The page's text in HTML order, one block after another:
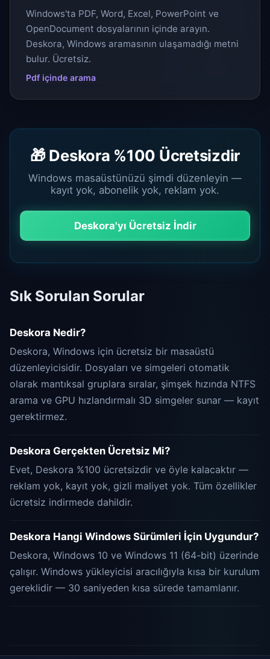
Windows'ta PDF, Word, Excel, PowerPoint ve
OpenDocument dosyalarının içinde arayın.
Deskora, Windows aramasının ulaşamadığı metni
bulur. Ücretsiz.
Pdf içinde arama
🎁 Deskora %100 Ücretsizdir
Windows masaüstünüzü şimdi düzenleyin —
kayıt yok, abonelik yok, reklam yok.
Deskora'yı Ücretsiz İndir
Sık Sorulan Sorular
Deskora Nedir?
Deskora, Windows için ücretsiz bir masaüstü
düzenleyicisidir. Dosyaları ve simgeleri otomatik
olarak mantıksal gruplara sıralar, şimşek hızında NTFS
arama ve GPU hızlandırmalı 3D simgeler sunar — kayıt
gerektirmez.
Deskora Gerçekten Ücretsiz Mi?
Evet, Deskora %100 ücretsizdir ve öyle kalacaktır —
reklam yok, kayıt yok, gizli maliyet yok. Tüm özellikler
ücretsiz indirmede dahildir.
Deskora Hangi Windows Sürümleri İçin Uygundur?
Deskora, Windows 10 ve Windows 11 (64-bit) üzerinde
çalışır. Windows yükleyicisi aracılığıyla kısa bir kurulum
gereklidir — 30 saniyeden kısa sürede tamamlanır.